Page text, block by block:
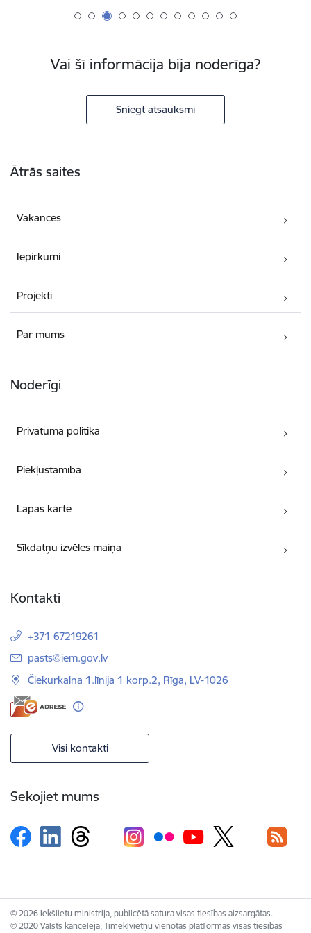
Vai šī informācija bija noderīga?
Sniegt atsauksmi
Ātrās saites
Vakances
Iepirkumi
Projekti
Par mums
Noderīgi
Privātuma politika
Piekļūstamība
Lapas karte
Sīkdatņu izvēles maiņa
Kontakti
+371 67219261
E-pasts:
pasts@iem.gov.lv
Čiekurkalna 1.līnija 1 korp.2, Rīga, LV-1026
Visi kontakti
Sekojiet mums
© 2026 Iekšlietu ministrija, publicētā satura visas tiesības aizsargātas.
© 2020 Valsts kanceleja, Tīmekļvietņu vienotās platformas visas tiesības